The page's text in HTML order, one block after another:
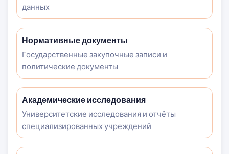
данных
Нормативные документы
Государственные закупочные записи и
политические документы
Академические исследования
Университетские исследования и отчёты
специализированных учреждений